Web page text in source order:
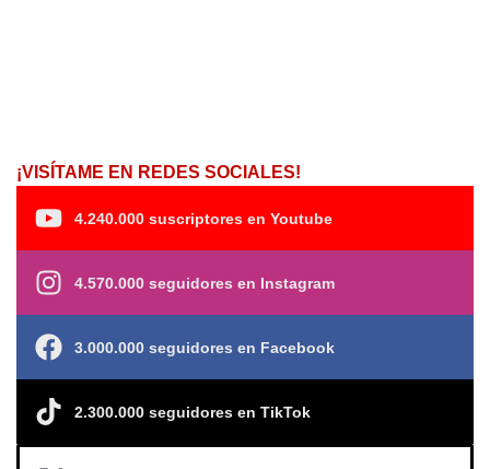
¡VISÍTAME EN REDES SOCIALES!
4.240.000 suscriptores en Youtube
4.570.000 seguidores en Instagram
3.000.000 seguidores en Facebook
2.300.000 seguidores en TikTok